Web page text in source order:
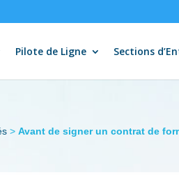
Pilote de Ligne Sections
> Avant de signer un contrat de